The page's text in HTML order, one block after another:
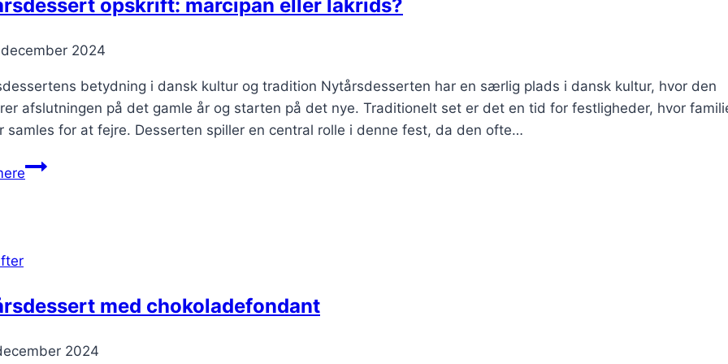
opskrift: marcipan eller lakrids?
2024
betydning i dansk kultur og tradition Nytårsdesserten har en særlig plads i dansk kultur, hvor den
afslutningen på det gamle år og starten på det nye. Traditionelt set er det en tid for festligheder, hvor
samles for at fejre. Desserten spiller en central rolle i denne fest, da den ofte…
Nytårsdessert
med chokoladefondant
2024